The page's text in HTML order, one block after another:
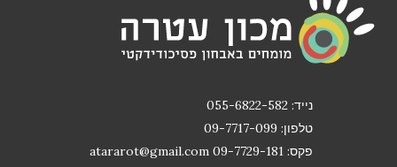
נייד: 055-6822-582
טלפון: 09-7717-099
פקס: 09-7729-181
atararot@gmail.com